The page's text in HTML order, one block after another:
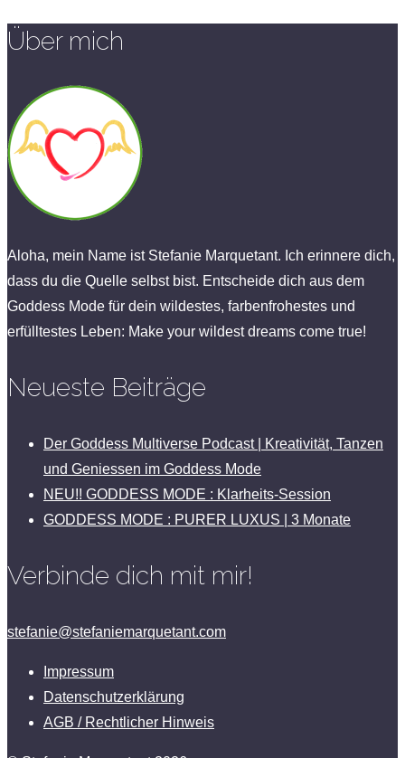
Über mich
Aloha, mein Name ist Stefanie Marquetant. Ich erinnere dich,
dass du die Quelle selbst bist. Entscheide dich aus dem
Goddess Mode für dein wildestes, farbenfrohestes und
erfülltestes Leben: Make your wildest dreams come true!
Neueste Beiträge
Der Goddess Multiverse Podcast | Kreativität, Tanzen
und Geniessen im Goddess Mode
NEU!! GODDESS MODE : Klarheits-Session
GODDESS MODE : PURER LUXUS | 3 Monate
Verbinde dich mit mir!
stefanie@stefaniemarquetant.com
Impressum
Datenschutzerklärung
AGB / Rechtlicher Hinweis